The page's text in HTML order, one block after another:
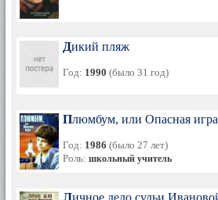
Дикий пляж
Год: 1990 (было 31 год)
Плюмбум, или Опасная игра
Год: 1986 (было 27 лет)
Роль: школьный учитель
Личное дело судьи